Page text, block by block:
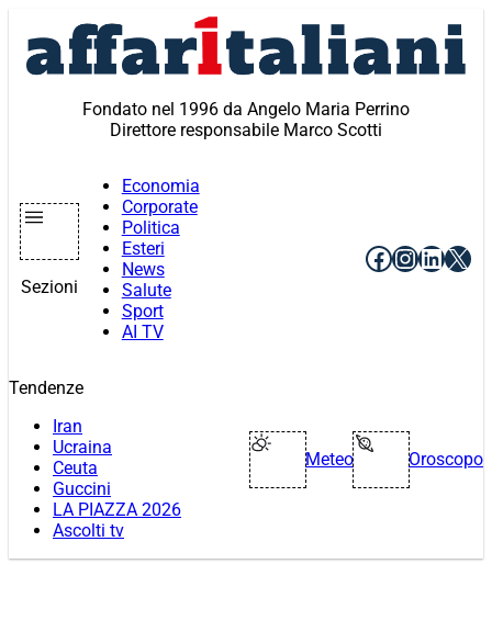
contenuto
Fondato nel 1996 da Angelo Maria Perrino
Direttore responsabile Marco Scotti
Sezioni
Economia
Corporate
Politica
Esteri
News
Salute
Sport
AI TV
Facebook
X
Tendenze
Iran
Ucraina
Ceuta
Guccini
LA PIAZZA 2026
Ascolti tv
Meteo Oroscopo